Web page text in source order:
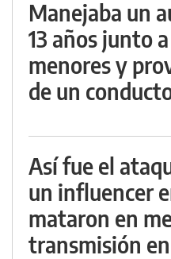
Manejaba un
13 años junto
menores y
de un
Así fue el
un influencer
mataron en
transmisión